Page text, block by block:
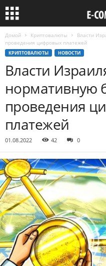
Домой Криптовалюты
Власти
проведения цифровых платежей
КРИПТОВАЛЮТЫ НОВОСТИ
Власти
нормативную
проведения
платежей
01.08.2022 42 0